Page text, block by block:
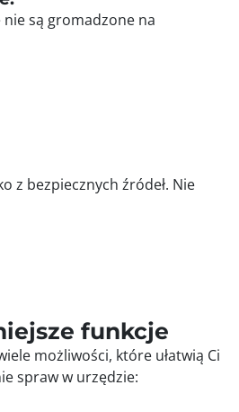
są gromadzone na
z bezpiecznych źródeł. Nie
funkcje
możliwości, które ułatwią Ci
spraw w urzędzie: